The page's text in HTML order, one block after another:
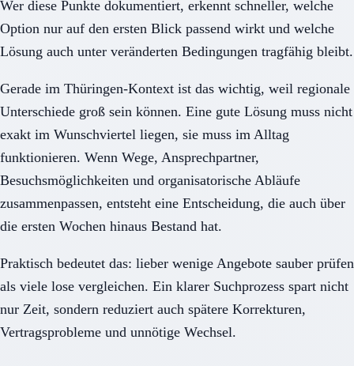
Wer diese Punkte dokumentiert, erkennt schneller, welche
Option nur auf den ersten Blick passend wirkt und welche
Lösung auch unter veränderten Bedingungen tragfähig bleibt.
Gerade im Thüringen-Kontext ist das wichtig, weil regionale
Unterschiede groß sein können. Eine gute Lösung muss nicht
exakt im Wunschviertel liegen, sie muss im Alltag
funktionieren. Wenn Wege, Ansprechpartner,
Besuchsmöglichkeiten und organisatorische Abläufe
zusammenpassen, entsteht eine Entscheidung, die auch über
die ersten Wochen hinaus Bestand hat.
Praktisch bedeutet das: lieber wenige Angebote sauber prüfen
als viele lose vergleichen. Ein klarer Suchprozess spart nicht
nur Zeit, sondern reduziert auch spätere Korrekturen,
Vertragsprobleme und unnötige Wechsel.